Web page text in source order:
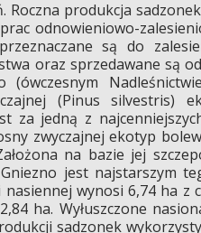
Roczna produkcja
odnowieniowo-
są do
oraz sprzedawane są
(ówczesnym
(Pinus silvestris)
za jedną z
zwyczajnej ekotyp
na bazie jej
jest najstarszym
wynosi 6,74 ha z
ha. Wyłuszczone
sadzonek